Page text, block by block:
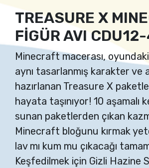
TREASURE X
FİGÜR AVI
Minecraft macerası,
aynı tasarlanmış karakter ve
hazırlanan Treasure X
hayata taşınıyor! 10 aşamalı
sunan paketlerden çıkan
Minecraft bloğunu kırmak
lav mı kum mu çıkacağı
Keşfedilmek için Gizli Hazine